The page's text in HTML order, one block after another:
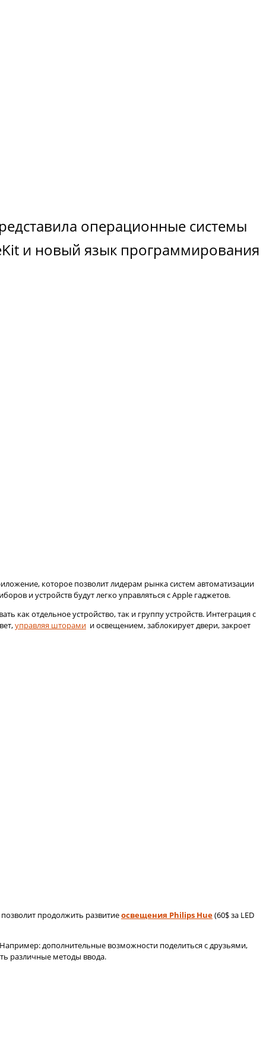
операционные системы
и новый язык программирования
которое позволит лидерам рынка систем автоматизации
и устройств будут легко управляться с Apple гаджетов.
как отдельное устройство, так и группу устройств. Интеграция с
управляя шторами и освещением, заблокирует двери, закроет
продолжить развитиеосвещения Philips Hue(60$ за LED
дополнительные возможности поделиться с друзьями,
различные методы ввода.